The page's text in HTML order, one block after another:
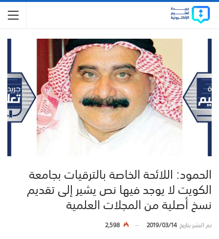
الحمود: اللائحة الخاصة بالترقيات بجامعة
الكويت لا يوجد فيها نص يشير إلى تقديم
نسخ أصلية من المجلات العلمية
تم النشر بتاريخ2019/03/14
2,598